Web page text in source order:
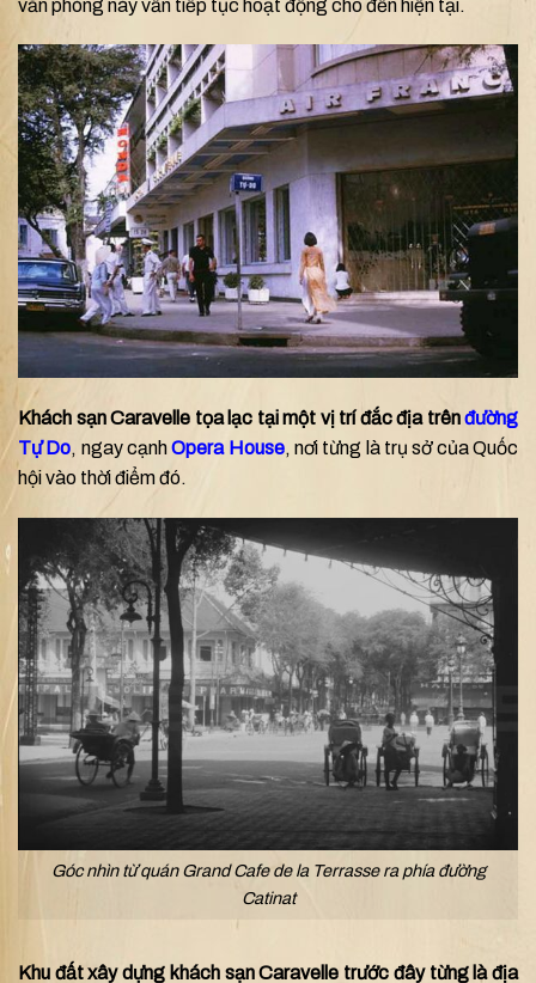
văn phòng này vẫn tiếp tục hoạt động cho đến hiện tại.
Khách sạn Caravelle tọa lạc tại một vị trí đắc địa trênđường
Tự Do, ngay cạnhOpera House, nơi từng là trụ sở của Quốc
hội vào thời điểm đó.
Góc nhìn từ quán Grand Cafe de la Terrasse ra phía đường
Catinat
Khu đất xây dựng khách sạn Caravelle trước đây từng là địa